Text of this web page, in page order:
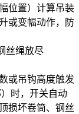
位置）计算吊装
或变幅动作，防
丝绳放尽
或吊钩高度触发
时，开关自动
损坏卷筒、钢丝